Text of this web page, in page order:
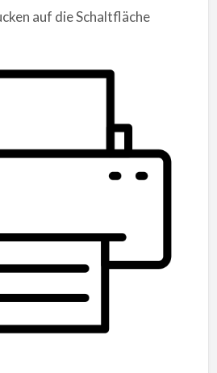
auf die Schaltfläche